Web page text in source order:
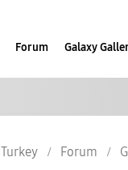
Forum Galaxy
Turkey Forum